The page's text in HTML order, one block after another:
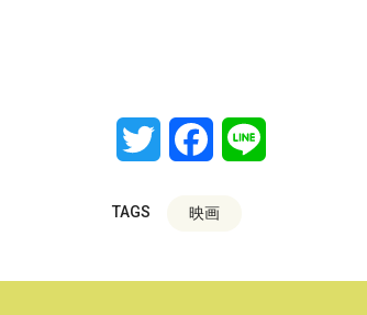
Twitter Facebook
TAGS 映画